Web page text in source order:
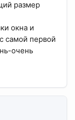
размер
окна и
самой первой
очень